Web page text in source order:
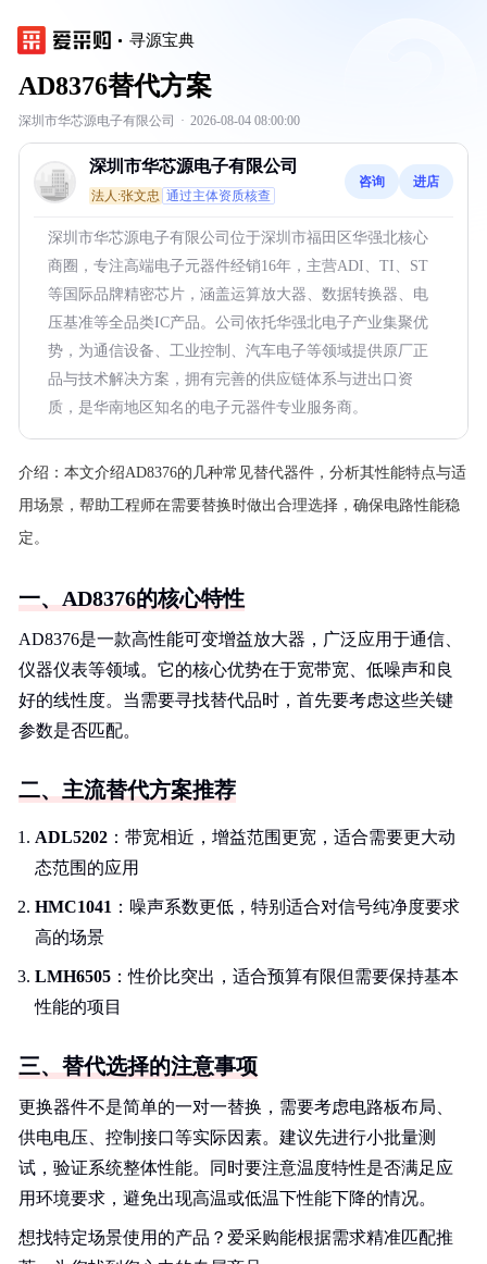
寻源宝典
AD8376替代方案
深圳市华芯源电子有限公司 · 2026-08-04 08:00:00
深圳市华芯源电子有限公司
法人:张文忠 通过主体资质核查
咨询 进店
深圳市华芯源电子有限公司位于深圳市福田区华强北核心
商圈，专注高端电子元器件经销16年，主营ADI、TI、ST
等国际品牌精密芯片，涵盖运算放大器、数据转换器、电
压基准等全品类IC产品。公司依托华强北电子产业集聚优
势，为通信设备、工业控制、汽车电子等领域提供原厂正
品与技术解决方案，拥有完善的供应链体系与进出口资
质，是华南地区知名的电子元器件专业服务商。
介绍： 本文介绍AD8376的几种常见替代器件，分析其性能特点与适
用场景，帮助工程师在需要替换时做出合理选择，确保电路性能稳
定。
一、AD8376的核心特性
AD8376是一款高性能可变增益放大器，广泛应用于通信、
仪器仪表等领域。它的核心优势在于宽带宽、低噪声和良
好的线性度。当需要寻找替代品时，首先要考虑这些关键
参数是否匹配。
二、主流替代方案推荐
ADL5202 ：带宽相近，增益范围更宽，适合需要更大动
态范围的应用
HMC1041 ：噪声系数更低，特别适合对信号纯净度要求
高的场景
LMH6505 ：性价比突出，适合预算有限但需要保持基本
性能的项目
三、替代选择的注意事项
更换器件不是简单的一对一替换，需要考虑电路板布局、
供电电压、控制接口等实际因素。建议先进行小批量测
试，验证系统整体性能。同时要注意温度特性是否满足应
用环境要求，避免出现高温或低温下性能下降的情况。
想找特定场景使用的产品？爱采购能根据需求精准匹配推